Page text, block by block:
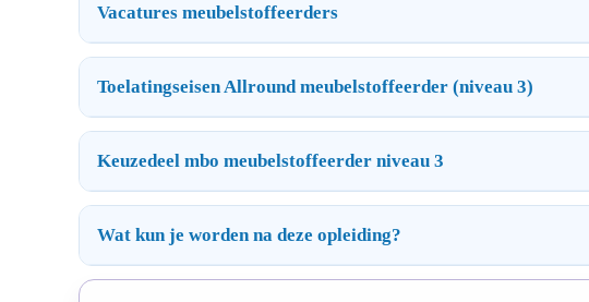
Vacatures meubelstoffeerders
Toelatingseisen Allround meubelstoffeerder (niveau 3)
Keuzedeel mbo meubelstoffeerder niveau 3
Wat kun je worden na deze opleiding?